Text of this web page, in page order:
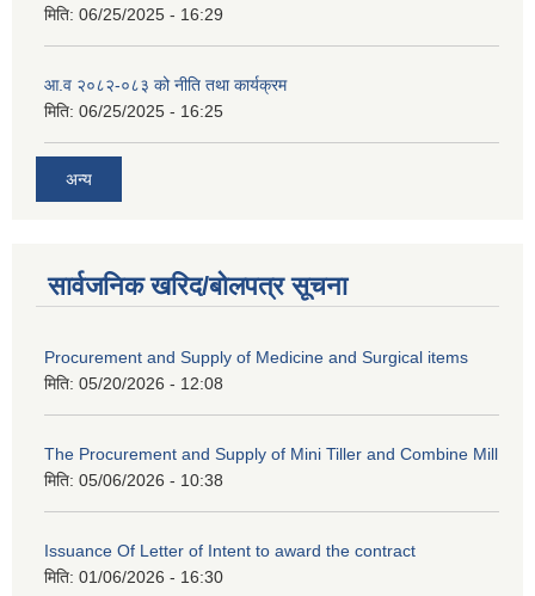
मिति: 06/25/2025 - 16:29
आ.व २०८२-०८३ को नीति तथा कार्यक्रम
मिति: 06/25/2025 - 16:25
अन्य
सार्वजनिक खरिद/बोलपत्र सूचना
Procurement and Supply of Medicine and Surgical items
मिति: 05/20/2026 - 12:08
The Procurement and Supply of Mini Tiller and Combine Mill
मिति: 05/06/2026 - 10:38
Issuance Of Letter of Intent to award the contract
मिति: 01/06/2026 - 16:30